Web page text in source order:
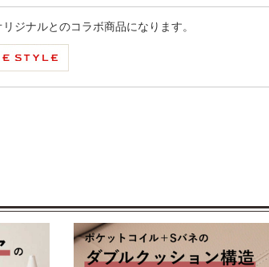
ジナルとのコラボ商品になります。